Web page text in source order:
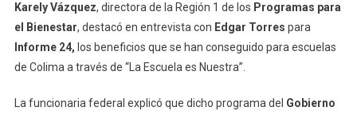
Vázquez
Destaca
Apoyos
Escuela
Karely Vázquez, directora de la Región 1 de los Programas para
el Bienestar, destacó en entrevista con Edgar Torres para
Informe 24, los beneficios que se han conseguido para escuelas
de Colima a través de “La Escuela es Nuestra”.
La funcionaria federal explicó que dicho programa del Gobierno